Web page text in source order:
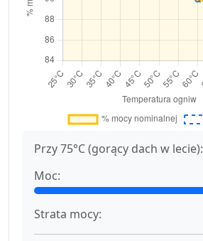
Przy 75°C (gorący dach w lecie):
Moc:
Strata mocy: